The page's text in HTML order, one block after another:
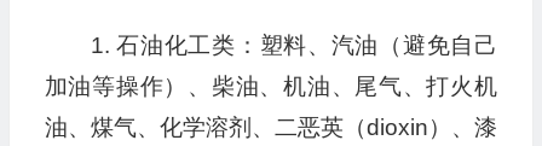
1. 石油化工类：塑料、汽油（避免自己
加油等操作）、柴油、机油、尾气、打火机
油、煤气、化学溶剂、二恶英（dioxin）、漆